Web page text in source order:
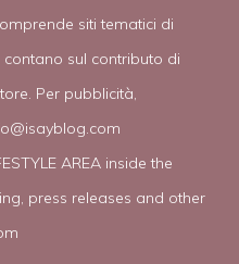
siti tematici di
sul contributo di
Per pubblicità,
AREA inside the
press releases and other